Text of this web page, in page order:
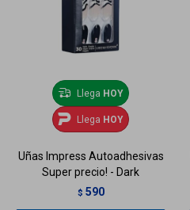
Llega HOY
Llega HOY
Uñas Impress Autoadhesivas
Super precio! - Dark
$ 590